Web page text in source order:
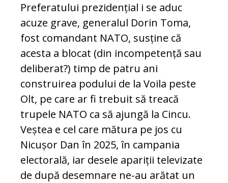
Preferatului prezidențial i se aduc
acuze grave, generalul Dorin Toma,
fost comandant NATO, susține că
acesta a blocat (din incompetență sau
deliberat?) timp de patru ani
construirea podului de la Voila peste
Olt, pe care ar fi trebuit să treacă
trupele NATO ca să ajungă la Cincu.
Veștea e cel care mătura pe jos cu
Nicușor Dan în 2025, în campania
electorală, iar desele apariții televizate
de după desemnare ne-au arătat un